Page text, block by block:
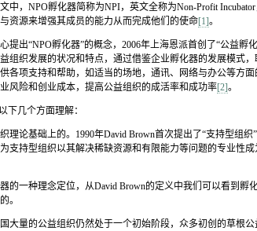
中， NPO孵化器简称为NPI，英文全称为Non-Profit Incubator
资源来增强其成员的能力从而完成他们的使命[1]。
提出“NPO孵化器”的概念， 2006年上海恩派首创了“公益孵
组织发展的状况和特点，通过借鉴企业孵化器的发展模式
各项支持和帮助，如适当的场地，通讯、网络与办公等方
风险和创业成本，提高公益组织的成活率和成功率[2]。
下几个方面理解：
理论基础上的。 1990年David Brown首次提出了“支持型组织
支持型组织以其解决稀缺资源和有限能力等问题的专业性
的一种理念定位，从David Brown的定义中我们可以看到孵
。
大量的公益组织仍然处于一个初始阶段，众多初创的草根公